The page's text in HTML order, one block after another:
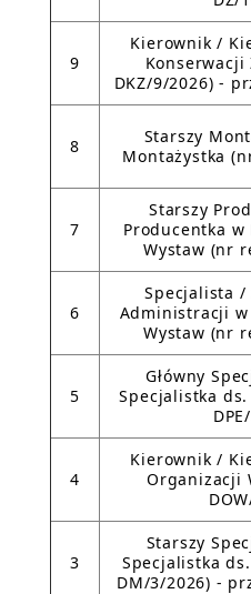
9
Kierownik /
DKZ/9/2026) -
8
Starszy
Montażystka
7
Starszy
Producentka
Wystaw (nr
6
Specjalista /
Administracji
Wystaw (nr
5
Główny
Specjalistka
4
Kierownik /
Organizacji
3
Starszy
Specjalistka
DM/3/2026) -